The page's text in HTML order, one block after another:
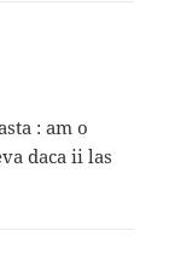
: am o
daca ii las